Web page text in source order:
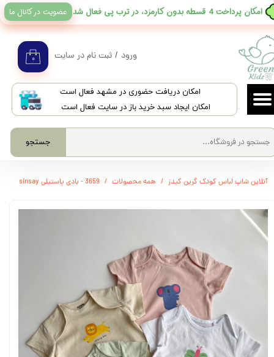
​امکان دریافت حضوری در مشهد فعال است
امکان ایجاد سبد خرید باز در سایت فعال است
جستجو
۰ ورود / ثبت نام در سایت
حساب کاربری من
تغییر گذر واژه
سفارشات
خروج از حساب کاربری
​امکان پرداخت 4 قسطه بدون کارمزد، در ترب پی فعال شد عضویت در کانال ما
آنلاین شاپ لباس کودک گرین کیدز همه محصولات 3659 - بادی پاستیلی sinsay